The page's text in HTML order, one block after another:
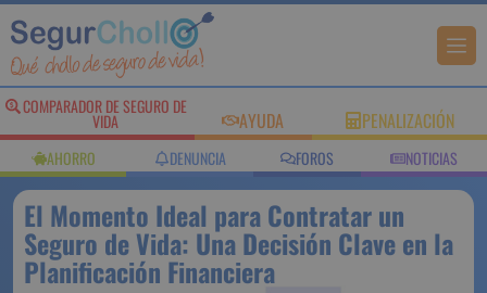
COMPARADOR DE SEGURO DE
VIDA AYUDA PENALIZACIÓN
AHORRO DENUNCIA FOROS NOTICIAS
El Momento Ideal para Contratar un
Seguro de Vida: Una Decisión Clave en la
Planificación Financiera